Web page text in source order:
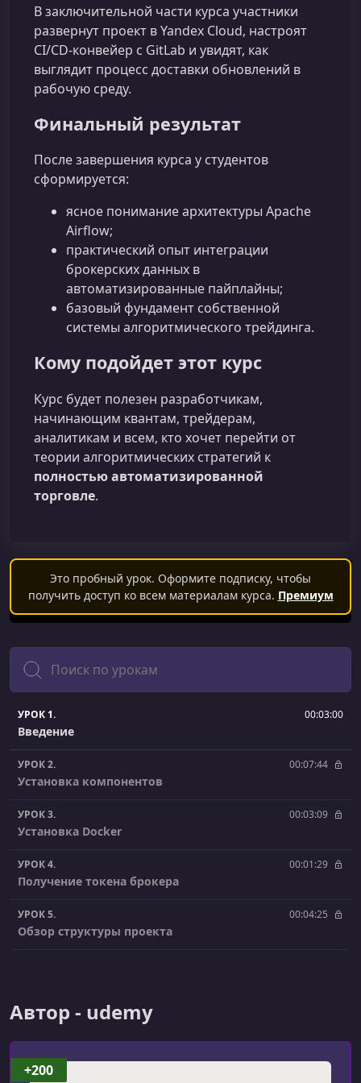
В заключительной части курса участники
развернут проект в Yandex Cloud, настроят
CI/CD‑конвейер с GitLab и увидят, как
выглядит процесс доставки обновлений в
рабочую среду.
Финальный результат
После завершения курса у студентов
сформируется:
ясное понимание архитектуры Apache
Airflow;
практический опыт интеграции
брокерских данных в
автоматизированные пайплайны;
базовый фундамент собственной
системы алгоритмического трейдинга.
Кому подойдет этот курс
Курс будет полезен разработчикам,
начинающим квантам, трейдерам,
аналитикам и всем, кто хочет перейти от
теории алгоритмических стратегий к
полностью автоматизированной
торговле.
Это пробный урок. Оформите подписку, чтобы
получить доступ ко всем материалам курса. Премиум
Поиск
УРОК 1. 00:03:00
Введение
УРОК 2. 00:07:44
Установка компонентов
УРОК 3. 00:03:09
Установка Docker
УРОК 4. 00:01:29
Получение токена брокера
УРОК 5. 00:04:25
Обзор структуры проекта
УРОК 7.
УРОК 8. 00:04:27
Автор - udemy
+200